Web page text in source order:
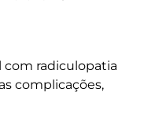
com radiculopatia
complicações,